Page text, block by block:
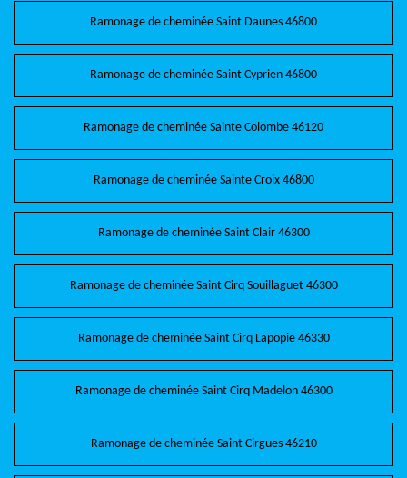
Ramonage de cheminée Saint Daunes 46800
Ramonage de cheminée Saint Cyprien 46800
Ramonage de cheminée Sainte Colombe 46120
Ramonage de cheminée Sainte Croix 46800
Ramonage de cheminée Saint Clair 46300
Ramonage de cheminée Saint Cirq Souillaguet 46300
Ramonage de cheminée Saint Cirq Lapopie 46330
Ramonage de cheminée Saint Cirq Madelon 46300
Ramonage de cheminée Saint Cirgues 46210